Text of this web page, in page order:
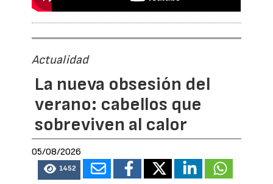
Actualidad
La nueva obsesión del
verano: cabellos que
sobreviven al calor
05/08/2026
1452